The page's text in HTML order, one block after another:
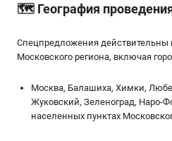
🗺️ География
Спецпредложения действительны
Московского региона, включая
Москва, Балашиха, Химки,
Жуковский, Зеленоград, Наро-
населенных пунктах